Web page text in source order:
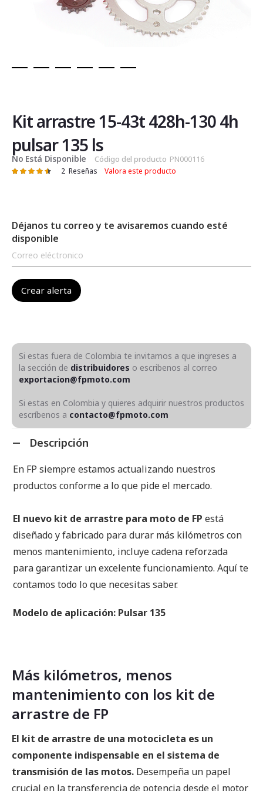
de
la
galería
de
imágenes
Kit arrastre 15-43t 428h-130 4h
pulsar 135 ls
No Está Disponible Código del producto PN000116
Valoración: 2 Reseñas Valora este producto
Déjanos tu correo y te avisaremos cuando esté
disponible
Si estas fuera de Colombia te invitamos a que ingreses a
la sección de distribuidores o escribenos al correo
exportacion@fpmoto.com
Si estas en Colombia y quieres adquirir nuestros productos
escríbenos a contacto@fpmoto.com
Descripción
En FP siempre estamos actualizando nuestros
productos conforme a lo que pide el mercado.
El nuevo kit de arrastre para moto de FP está
diseñado y fabricado para durar más kilómetros con
menos mantenimiento, incluye cadena reforzada
para garantizar un excelente funcionamiento. Aquí te
contamos todo lo que necesitas saber.
Modelo de aplicación: Pulsar 135
Más kilómetros, menos
mantenimiento con los kit de
arrastre de FP
El kit de arrastre de una motocicleta es un
componente indispensable en el sistema de
transmisión de las motos. Desempeña un papel
crucial en la transferencia de potencia desde el motor